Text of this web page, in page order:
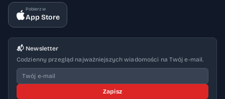
Pobierz w
App Store
📬 Newsletter
Codzienny przegląd najważniejszych wiadomości na Twój e-mail.
Zapisz